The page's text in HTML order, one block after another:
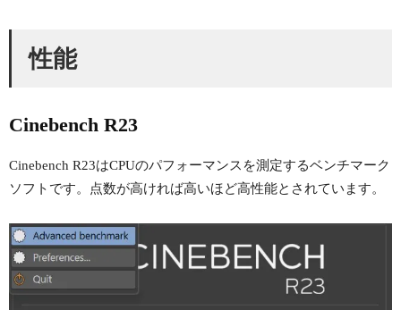
性能
Cinebench R23
Cinebench R23はCPUのパフォーマンスを測定するベンチマーク
ソフトです。点数が高ければ高いほど高性能とされています。